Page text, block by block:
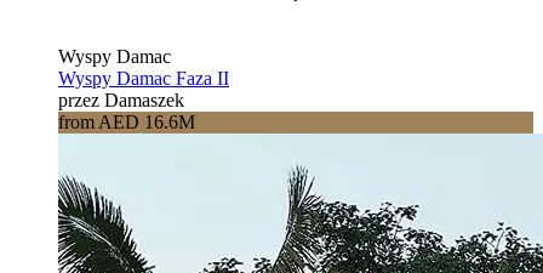
Wyspy Damac
Wyspy Damac Faza II
przez Damaszek
from AED 16.6M